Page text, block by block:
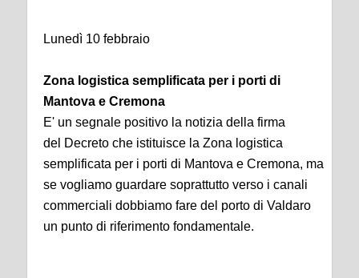
Lunedì 10 febbraio
Zona logistica semplificata per i porti di
Mantova e Cremona
E' un segnale positivo la notizia della firma
del Decreto che istituisce la Zona logistica
semplificata per i porti di Mantova e Cremona, ma
se vogliamo guardare soprattutto verso i canali
commerciali dobbiamo fare del porto di Valdaro
un punto di riferimento fondamentale.